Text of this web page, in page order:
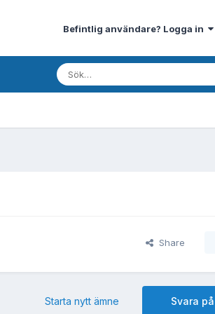
Befintlig användare? Logga in
Share
Svara
Starta nytt ämne